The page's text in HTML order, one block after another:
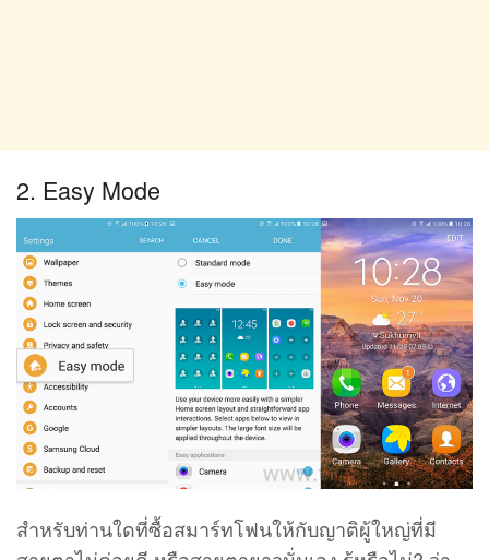
2. Easy Mode
สำหรับท่านใดที่ซื้อสมาร์ทโฟนให้กับญาติผู้ใหญ่ที่มี